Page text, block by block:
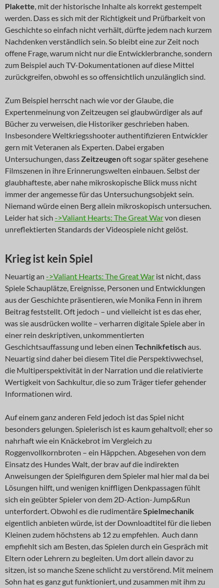
Plakette, mit der historische Inhalte als korrekt gestempelt
werden. Dass es sich mit der Richtigkeit und Prüfbarkeit von
Geschichte so einfach nicht verhält, dürfte jedem nach kurzem
Nachdenken verständlich sein. So bleibt eine zur Zeit noch
offene Frage, warum nicht nur die Entwicklerbranche, sondern
zum Beispiel auch TV-Dokumentationen auf diese Mittel
zurückgreifen, obwohl es so offensichtlich unzulänglich sind.
Zum Beispiel herrscht nach wie vor der Glaube, die
Expertenmeinung von Zeitzeugen sei glaubwürdiger als auf
Bücher zu verweisen, die Historiker geschrieben haben.
Insbesondere Weltkriegsshooter authentifizieren Entwickler
gern mit Veteranen als Experten. Dabei ergaben
Untersuchungen, dassZeitzeugenoft sogar später gesehene
Filmszenen in ihre Erinnerungswelten einbauen. Selbst der
glaubhafteste, aber nahe mikroskopische Blick muss nicht
immer der angemesse für das Untersuchungsobjekt sein.
Niemand würde einen Berg allein mikroskopisch untersuchen.
Leider hat sich ->Valiant Hearts: The Great Warvon diesen
unreflektierten Standards der Videospiele nicht gelöst.
Krieg ist kein Spiel
Neuartig an ->Valiant Hearts: The Great War ist nicht, dass
Spiele Schauplätze, Ereignisse, Personen und Entwicklungen
aus der Geschichte präsentieren, wie Monika Fenn in ihrem
Beitrag feststellt. Oft jedoch – und vielleicht ist es das eher,
was sie ausdrücken wollte – verharren digitale Spiele aber in
einer rein deskriptiven, unkommentierten
Geschichtsauffassung und leben einen Technikfetischaus.
Neuartig sind daher bei diesem Titel die Perspektivwechsel,
die Multiperspektivität in der Narration und die relativierte
Wertigkeit von Sachkultur, die so zum Träger tiefer gehender
Informationen wird.
Auf einem ganz anderen Feld jedoch ist das Spiel nicht
besonders gelungen. Spielerisch ist es kaum gehaltvoll; eher so
nahrhaft wie ein Knäckebrot im Vergleich zu
Roggenvollkornbroten – ein Häppchen. Abgesehen von dem
Einsatz des Hundes Walt, der brav auf die indirekten
Anweisungen der Spielfiguren dem Spieler mal hier mal da bei
Lösungen hilft, und wenigen kniffligen Denkpassagen fühlt
sich ein geübter Spieler von dem 2D-Action-Jump&Run
unterfordert. Obwohl es die rudimentäreSpielmechanik
eigentlich anbieten würde, ist der Downloadtitel für die lieben
Kleinen zudem höchstens ab 12 zu empfehlen. Auch dann
empfiehlt sich am Besten, das Spielen durch ein Gespräch mit
Eltern oder Lehrern zu begleiten. Um dort allein davor zu
sitzen, ist so manche Szene schlicht zu verstörend. Mit meinem
Sohn hat es ganz gut funktioniert, und zusammen mit ihm zu